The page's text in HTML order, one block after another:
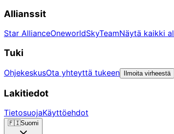
Allianssit
Star AllianceOneworldSkyTeamNäytä kaikki
Tuki
OhjekeskusOta yhteyttä tukeen Ilmoita virheestä
Lakitiedot
TietosuojaKäyttöehdot
🇫🇮Suomi